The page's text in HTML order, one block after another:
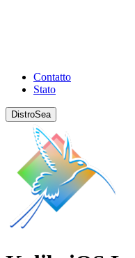
Contatto
Stato
DistroSea